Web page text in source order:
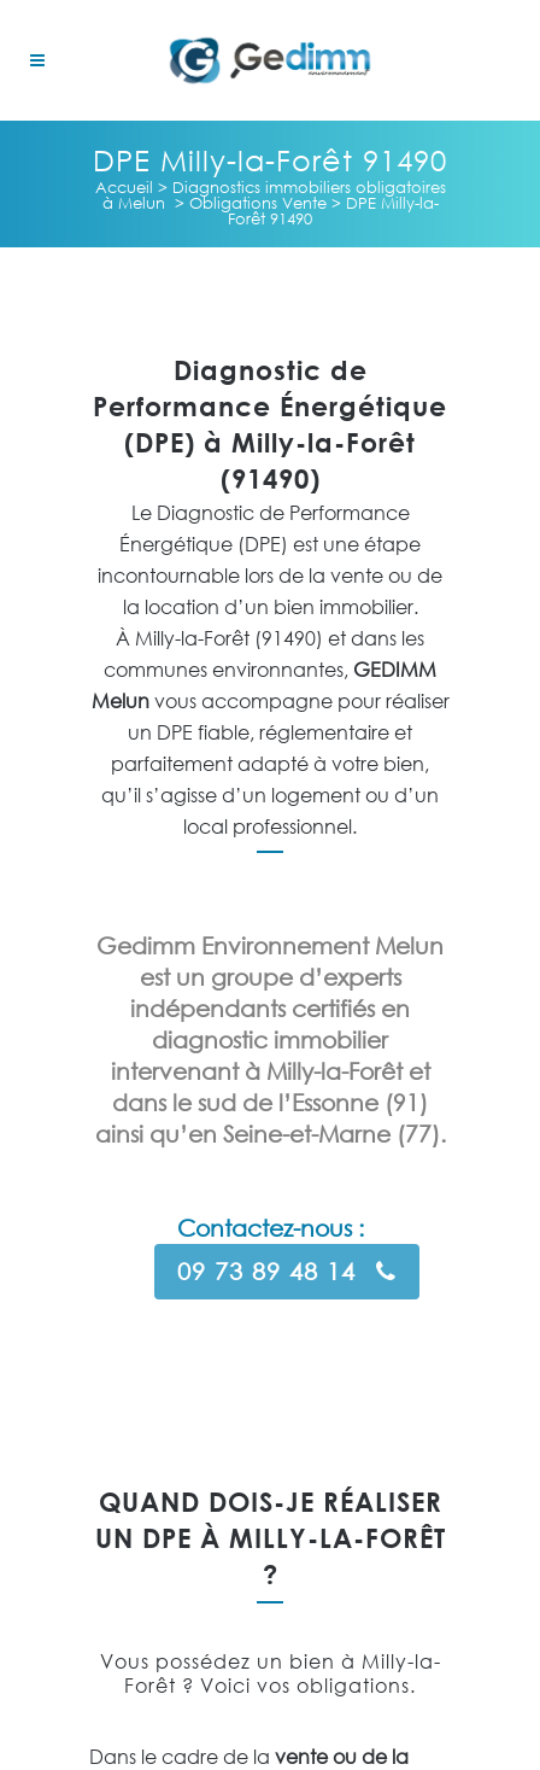
DPE Milly-la-Forêt 91490
Accueil > Diagnostics immobiliers obligatoires
à Melun > Obligations Vente> DPE Milly-la-
Forêt 91490
Diagnostic de
Performance Énergétique
(DPE) à Milly-la-Forêt
(91490)
Le Diagnostic de Performance
Énergétique (DPE) est une étape
incontournable lors de la vente ou de
la location d’un bien immobilier.
À Milly-la-Forêt (91490) et dans les
communes environnantes, GEDIMM
Melunvous accompagne pour réaliser
un DPE fiable, réglementaire et
parfaitement adapté à votre bien,
qu’il s’agisse d’un logement ou d’un
local professionnel.
Gedimm Environnement Melun
est un groupe d’experts
indépendants certifiés en
diagnostic immobilier
intervenant à Milly-la-Forêt et
dans le sud de l’Essonne (91)
ainsi qu’en Seine-et-Marne (77).
Contactez-nous :
09 73 89 48 14
QUAND DOIS-JE RÉALISER
UN DPE À MILLY-LA-FORÊT
?
Vous possédez un bien à Milly-la-
Forêt ? Voici vos obligations.
Dans le cadre de la vente ou de la